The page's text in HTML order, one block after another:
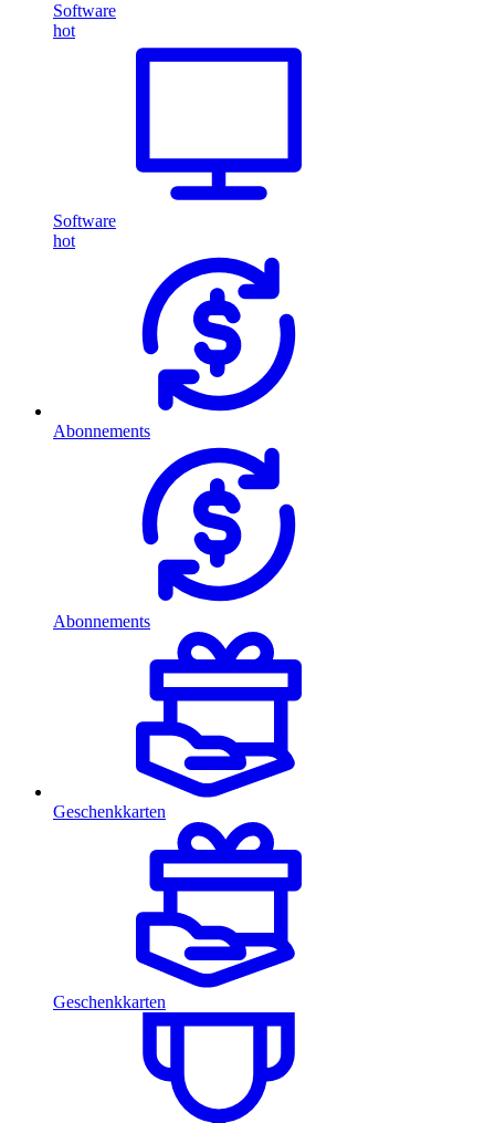
Software
hot
Software
hot
Abonnements
Abonnements
Geschenkkarten
Geschenkkarten